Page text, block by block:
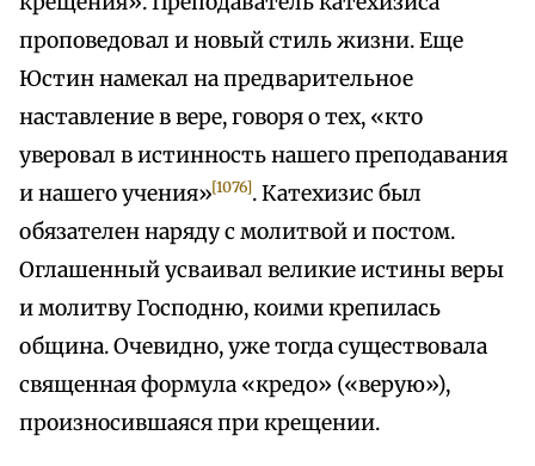
проповедовал и новый стиль жизни. Еще
Юстин намекал на предварительное
наставление в вере, говоря о тех, «кто
уверовал в истинность нашего преподавания
и нашего учения»[1076]. Катехизис был
обязателен наряду с молитвой и постом.
Оглашенный усваивал великие истины веры
и молитву Господню, коими крепилась
община. Очевидно, уже тогда существовала
священная формула «кредо» («верую»),
произносившаяся при крещении.